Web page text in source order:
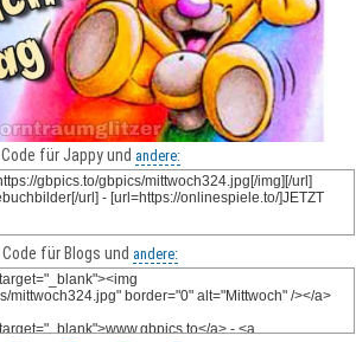
Code für Jappy und andere:
Code für Blogs und andere: